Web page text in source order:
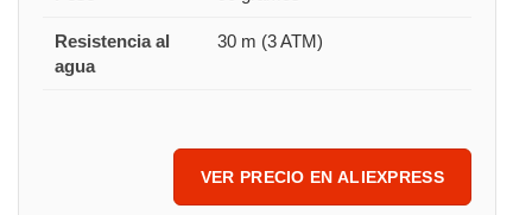
Resistencia al
agua
30 m (3 ATM)
VER PRECIO EN ALIEXPRESS